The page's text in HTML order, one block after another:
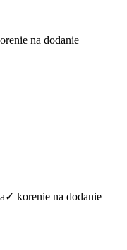
na dodanie
korenie na dodanie